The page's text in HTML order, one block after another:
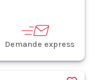
Demande express